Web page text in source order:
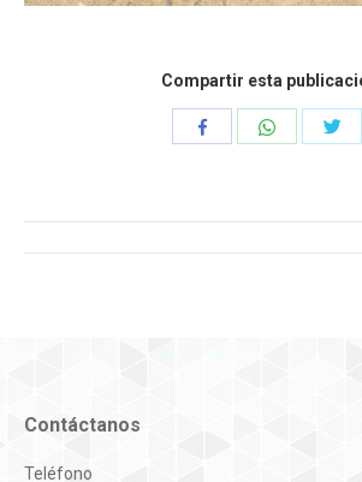
Compartir esta
Compartir Compartir
Navegación
proyectos
Contáctanos
Teléfono